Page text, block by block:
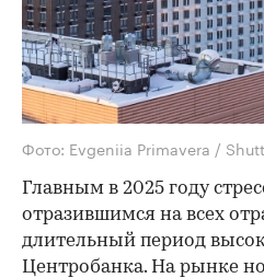
Фото: Evgeniia Primavera /
Главным в 2025 году
отразившимся на всех
длительный период
Центробанка. На рынке